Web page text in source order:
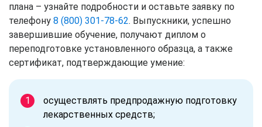
плана – узнайте подробности и оставьте заявку по
телефону 8 (800) 301-78-62. Выпускники, успешно
завершившие обучение, получают диплом о
переподготовке установленного образца, а также
сертификат, подтверждающие умение:
осуществлять предпродажную подготовку
лекарственных средств;